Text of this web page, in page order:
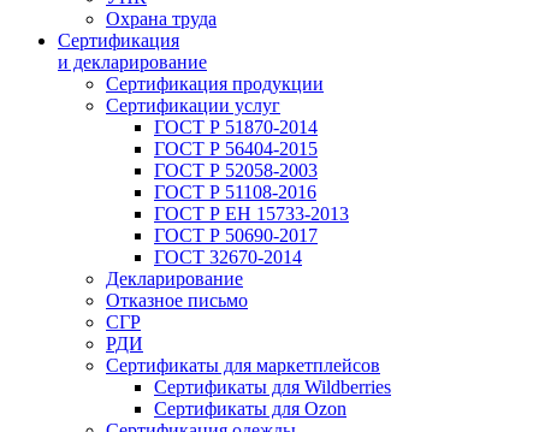
Охрана труда
Сертификация
и декларирование
Сертификация продукции
Сертификации услуг
ГОСТ Р 51870-2014
ГОСТ Р 56404-2015
ГОСТ Р 52058-2003
ГОСТ Р 51108-2016
ГОСТ Р ЕН 15733-2013
ГОСТ Р 50690-2017
ГОСТ 32670-2014
Декларирование
Отказное письмо
СГР
РДИ
Сертификаты для маркетплейсов
Сертификаты для Wildberries
Сертификаты для Ozon